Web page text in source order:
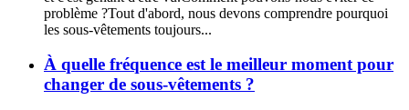
problème ?Tout d'abord, nous devons comprendre pourquoi
les sous-vêtements toujours...
À quelle fréquence est le meilleur moment pour
changer de sous-vêtements ?